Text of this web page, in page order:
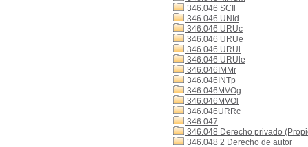
346.046 SCIl
346.046 UNId
346.046 URUc
346.046 URUe
346.046 URUl
346.046 URUle
346.046IMMr
346.046INTp
346.046MVOg
346.046MVOl
346.046URRc
346.047
346.048 Derecho privado
346.048 2 Derecho de autor